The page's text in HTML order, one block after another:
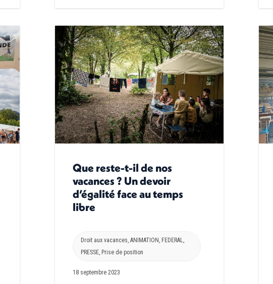
Que reste-t-il de nos
vacances ? Un devoir
d’égalité face au temps
libre
Droit aux vacances ,ANIMATION FEDERAL
PRESSE Prise de position
18 septembre 2023